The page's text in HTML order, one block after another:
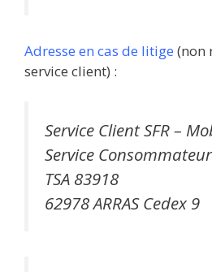
Adresse en cas de litige (non
service client) :
Service Client SFR –
Service
TSA 83918
62978 ARRAS Cedex 9